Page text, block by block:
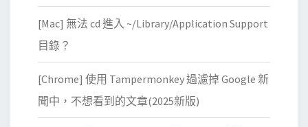
[Mac] 無法 cd 進入 ~/Library/Application Support
目錄？
[Chrome] 使用 Tampermonkey 過濾掉 Google 新
聞中，不想看到的文章(2025新版)